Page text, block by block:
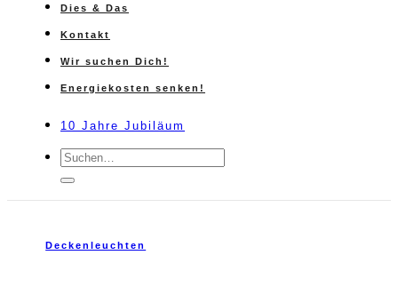
Dies & Das
Kontakt
Wir suchen Dich!
Energiekosten senken!
10 Jahre Jubiläum
Suche
nach:
Deckenleuchten